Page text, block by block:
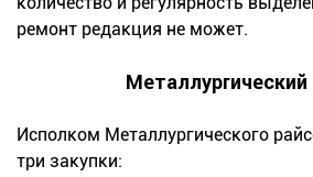
ремонт редакция не может.
Металлургический
Исполком Металлургического
три закупки: